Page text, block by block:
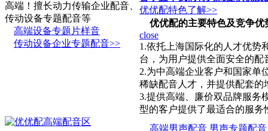
优优配特色了解>>
优优配的主要特色及竞争优
close
1.依托上海国际化的人才优势
台，为用户提供全面安全的配
2.为中高端企业客户和国家单
稀缺配音人才，并提供配套的
3.提供高端、廉价双品牌服务
型的客户提供了最适合的服务
高端男声配音 男声专题配音
高端！擅长动力传输企业配音、
传动设备专题配音等
高端设备专题片样音
传动设备企业专题配音>>